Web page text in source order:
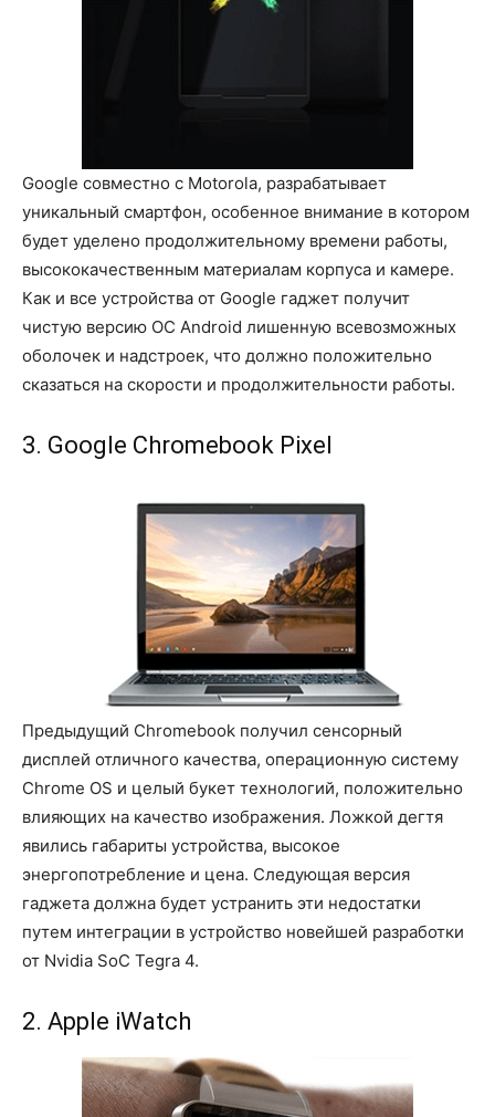
Google совместно c Motorola, разрабатывает
уникальный смартфон, особенное внимание в котором
будет уделено продолжительному времени работы,
высококачественным материалам корпуса и камере.
Как и все устройства от Google гаджет получит
чистую версию ОС Аndroid лишенную всевозможных
оболочек и надстроек, что должно положительно
сказаться на скорости и продолжительности работы.
3. Google Chromebook Pixel
Предыдущий Chromebook получил сенсорный
дисплей отличного качества, операционную систему
Chrome OS и целый букет технологий, положительно
влияющих на качество изображения. Ложкой дегтя
явились габариты устройства, высокое
энергопотребление и цена. Следующая версия
гаджета должна будет устранить эти недостатки
путем интеграции в устройство новейшей разработки
от Nvidia SoC Tegra 4.
2. Apple iWatch